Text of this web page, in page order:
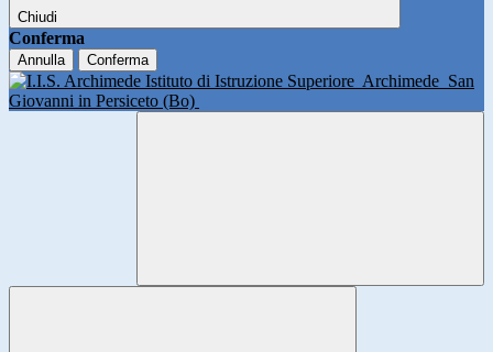
Chiudi
Conferma
Annulla Conferma
Istituto di Istruzione Superiore Archimede San
Giovanni in Persiceto (Bo)